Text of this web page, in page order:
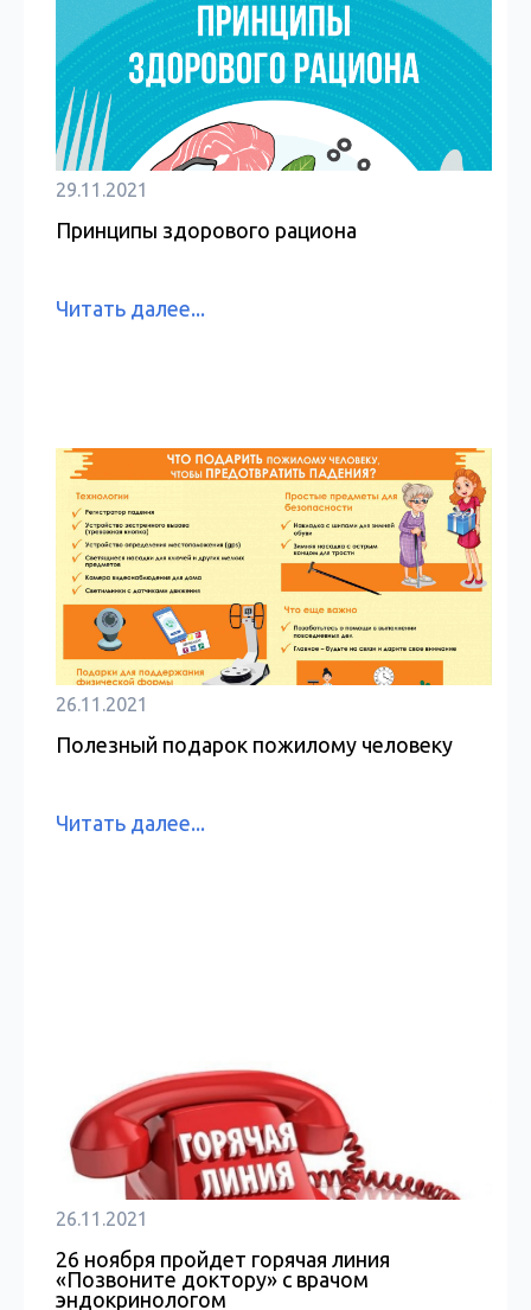
29.11.2021
Принципы здорового рациона
Читать далее...
26.11.2021
Полезный подарок пожилому человеку
Читать далее...
26.11.2021
26 ноября пройдет горячая линия
«Позвоните доктору» с врачом
эндокринологом